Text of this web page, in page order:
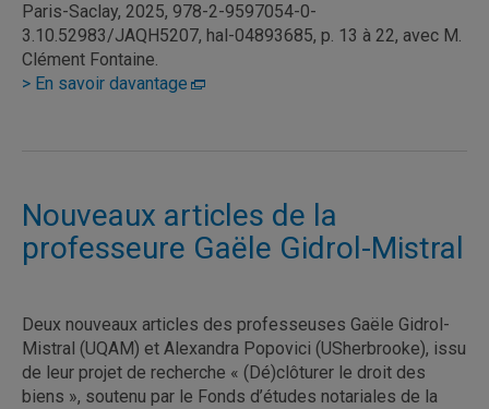
Paris-Saclay, 2025, 978-2-9597054-0-
3.10.52983/JAQH5207, hal-04893685, p. 13 à 22, avec M.
Clément Fontaine.
> En savoir davantage
Nouveaux articles de la
professeure Gaële Gidrol-Mistral
Deux nouveaux articles des professeuses Gaële Gidrol-
Mistral (UQAM) et Alexandra Popovici (USherbrooke), issu
de leur projet de recherche « (Dé)clôturer le droit des
biens », soutenu par le Fonds d’études notariales de la